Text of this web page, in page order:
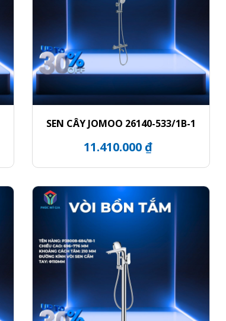
SEN CÂY JOMOO 26140-533/1B-1
11.410.000 ₫